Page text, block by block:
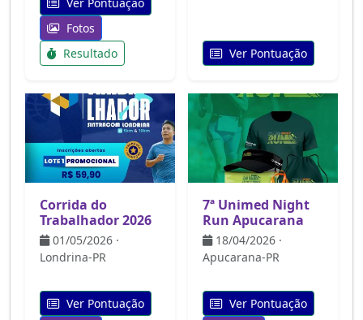
Fotos
Resultado
Ver Pontuação
Corrida do
Trabalhador 2026
01/05/2026 ·
Londrina-PR
Ver Pontuação
7ª Unimed Night
Run Apucarana
18/04/2026 ·
Apucarana-PR
Ver Pontuação